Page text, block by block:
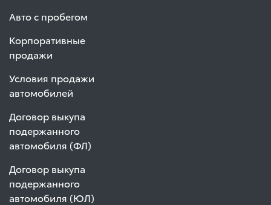
Авто с пробегом
Корпоративные
продажи
Условия продажи
автомобилей
Договор выкупа
подержанного
автомобиля (ФЛ)
Договор выкупа
подержанного
автомобиля (ЮЛ)